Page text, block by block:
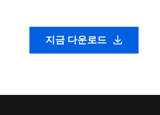
지금 다운로드